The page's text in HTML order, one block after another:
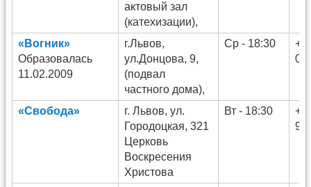
актовый зал
(катехизации),
«Вогник»
Образовалась
11.02.2009
г.Львов,
ул.Донцова, 9,
(подвал
частного дома),
Ср - 18:30
02
«Свобода»
г. Львов, ул.
Городоцкая, 321
Церковь
Воскресения
Христова
Вт - 18:30
91